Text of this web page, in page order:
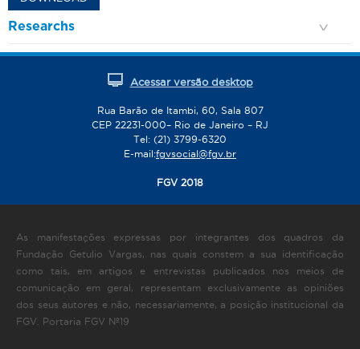
Researchs
Acessar versão desktop
Rua Barão de Itambi, 60, Sala 807
CEP 22231-000– Rio de Janeiro – RJ
Tel: (21) 3799-6320
E-mail:fgvsocial@fgv.br
FGV 2018
As manifestações expressas por integrantes dos quadros da
Fundação Getulio Vargas, nas quais constem a sua identificação
como tais, em artigos e entrevistas publicados nos meios de
comunicação em geral, representam exclusivamente as opiniões
dos seus autores e não, necessariamente, a posição institucional da
FGV. Portaria FGV Nº19